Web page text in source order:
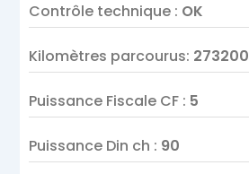
Contrôle technique : OK
Kilomètres parcourus: 273200
Puissance Fiscale CF : 5
Puissance Din ch : 90